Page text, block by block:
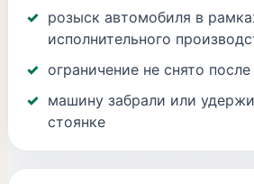
розыск автомобиля в
исполнительного
ограничение не снято
машину забрали или
стоянке